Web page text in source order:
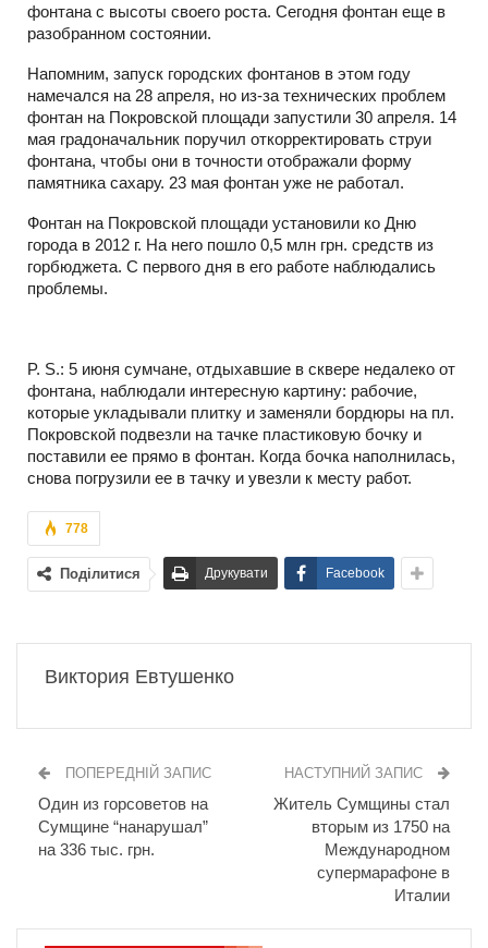
фонтана с высоты своего роста. Сегодня фонтан еще в
разобранном состоянии.
Напомним, запуск городских фонтанов в этом году
намечался на 28 апреля, но из-за технических проблем
фонтан на Покровской площади запустили 30 апреля. 14
мая градоначальник поручил откорректировать струи
фонтана, чтобы они в точности отображали форму
памятника сахару. 23 мая фонтан уже не работал.
Фонтан на Покровской площади установили ко Дню
города в 2012 г. На него пошло 0,5 млн грн. средств из
горбюджета. С первого дня в его работе наблюдались
проблемы.
P. S.: 5 июня сумчане, отдыхавшие в сквере недалеко от
фонтана, наблюдали интересную картину: рабочие,
которые укладывали плитку и заменяли бордюры на пл.
Покровской подвезли на тачке пластиковую бочку и
поставили ее прямо в фонтан. Когда бочка наполнилась,
снова погрузили ее в тачку и увезли к месту работ.
778
Поділитися Друкувати Facebook
Виктория Евтушенко
ПОПЕРЕДНІЙ ЗАПИС
Один из горсоветов на
Сумщине “нанарушал”
на 336 тыс. грн.
НАСТУПНИЙ ЗАПИС
Житель Сумщины стал
вторым из 1750 на
Международном
супермарафоне в
Италии